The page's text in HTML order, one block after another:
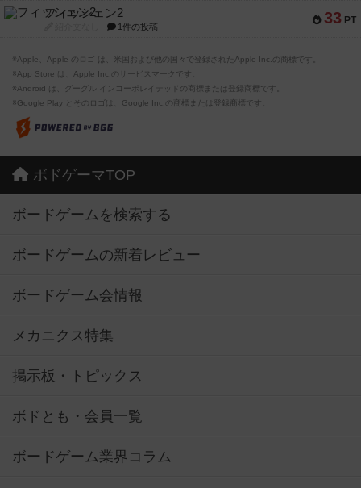
33 PT
フィッシェン2
1件の投稿
※Apple、Apple のロゴ は、米国および他の国々で登録されたApple Inc.の商標です。
※App Store は、Apple Inc.のサービスマークです。
※Android は、グーグル インコーポレイテッドの商標または登録商標です。
※Google Play とそのロゴは、Google Inc.の商標または登録商標です。
ボドゲーマTOP
ボードゲームを検索する
ボードゲームの新着レビュー
ボードゲーム会情報
メカニクス特集
掲示板・トピックス
ボドとも・会員一覧
ボードゲーム業界コラム